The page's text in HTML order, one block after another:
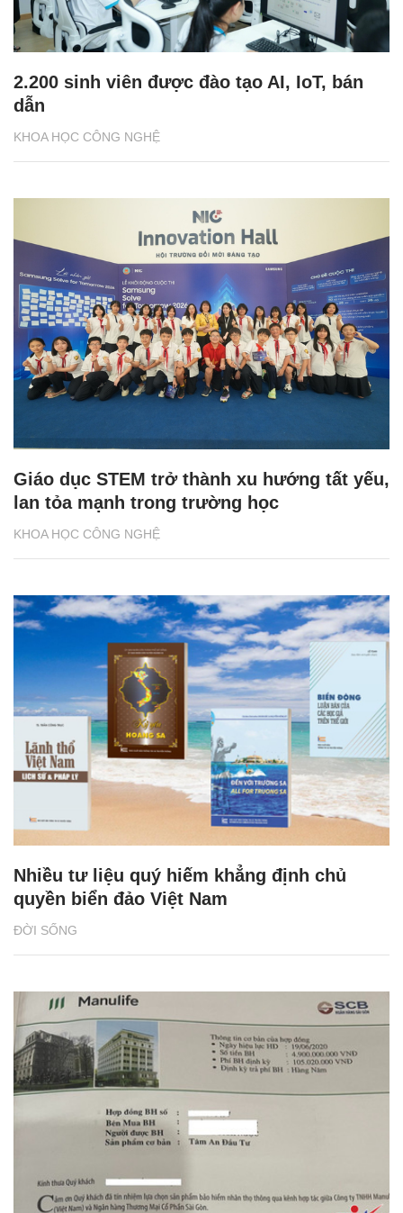
KHOA HỌC CÔNG NGHỆ
2.200 sinh viên được đào tạo AI, IoT, bán
dẫn
KHOA HỌC CÔNG NGHỆ
Giáo dục STEM trở thành xu hướng tất yếu,
lan tỏa mạnh trong trường học
ĐỜI SỐNG
Nhiều tư liệu quý hiếm khẳng định chủ
quyền biển đảo Việt Nam